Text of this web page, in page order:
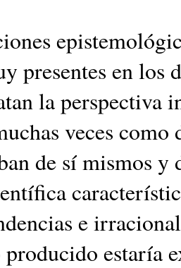
presentes en
la perspectiva
veces como
de sí mismos y
e
estaría